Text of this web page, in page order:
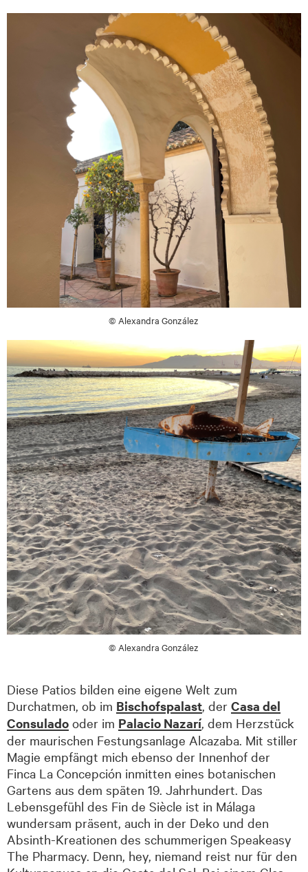
© Alexandra González
© Alexandra González
Diese Patios bilden eine eigene Welt zum
Durchatmen, ob im Bischofspalast, der Casa del
Consulado oder im Palacio Nazarí, dem Herzstück
der maurischen Festungsanlage Alcazaba. Mit stiller
Magie empfängt mich ebenso der Innenhof der
Finca La Concepción inmitten eines botanischen
Gartens aus dem späten 19. Jahrhundert. Das
Lebensgefühl des Fin de Siècle ist in Málaga
wundersam präsent, auch in der Deko und den
Absinth-Kreationen des schummerigen Speakeasy
The Pharmacy. Denn, hey, niemand reist nur für den